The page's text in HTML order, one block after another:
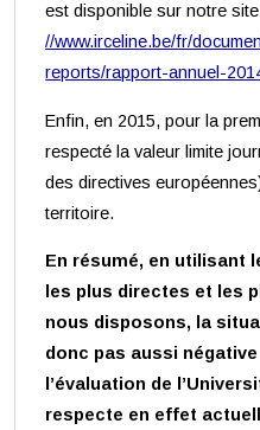
est disponible sur notre
//www.irceline.be/fr/
reports/rapport-annuel-
Enfin, en 2015, pour la
respecté la valeur limite
des directives
territoire.
En résumé, en utilisant
les plus directes et les
nous disposons, la
donc pas aussi
l’évaluation de
respecte en effet